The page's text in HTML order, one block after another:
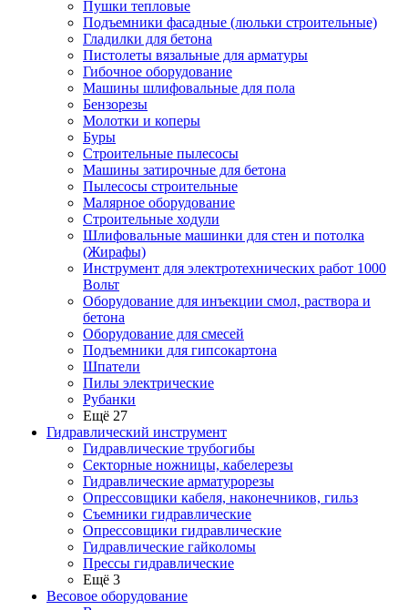
Пушки тепловые
Подъемники фасадные (люльки строительные)
Гладилки для бетона
Пистолеты вязальные для арматуры
Гибочное оборудование
Машины шлифовальные для пола
Бензорезы
Молотки и коперы
Буры
Строительные пылесосы
Машины затирочные для бетона
Пылесосы строительные
Малярное оборудование
Строительные ходули
Шлифовальные машинки для стен и потолка
(Жирафы)
Инструмент для электротехнических работ 1000
Вольт
Оборудование для инъекции смол, раствора и
бетона
Оборудование для смесей
Подъемники для гипсокартона
Шпатели
Пилы электрические
Рубанки
Ещё 27
Гидравлический инструмент
Гидравлические трубогибы
Секторные ножницы, кабелерезы
Гидравлические арматурорезы
Опрессовщики кабеля, наконечников, гильз
Съемники гидравлические
Опрессовщики гидравлические
Гидравлические гайколомы
Прессы гидравлические
Ещё 3
Весовое оборудование